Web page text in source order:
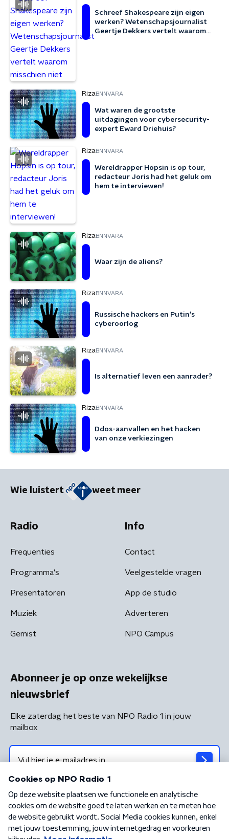
Schreef Shakespeare zijn eigen
werken? Wetenschapsjournalist
Geertje Dekkers vertelt waarom
RizaBNNVARA
Wat waren de grootste
uitdagingen voor cybersecurity-
expert Eward Driehuis?
RizaBNNVARA
Wereldrapper Hopsin is op tour,
redacteur Joris had het geluk om
hem te interviewen!
RizaBNNVARA
Waar zijn de aliens?
RizaBNNVARA
Russische hackers en Putin's
cyberoorlog
RizaBNNVARA
Is alternatief leven een aanrader?
RizaBNNVARA
Ddos-aanvallen en het hacken
van onze verkiezingen
Wie luistert weet meer
Radio
Frequenties
Programma's
Presentatoren
Muziek
Gemist
Info
Contact
Veelgestelde vragen
App de studio
Adverteren
NPO Campus
Abonneer je op onze wekelijkse
nieuwsbrief
Elke zaterdag het beste van NPO Radio 1 in jouw
mailbox
Algemene voorwaarden